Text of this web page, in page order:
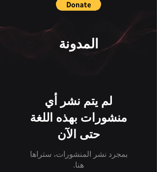
المدونة
لم يتم نشر أي
منشورات بهذه اللغة
حتى الآن
بمجرد نشر المنشورات، ستراها
هنا.